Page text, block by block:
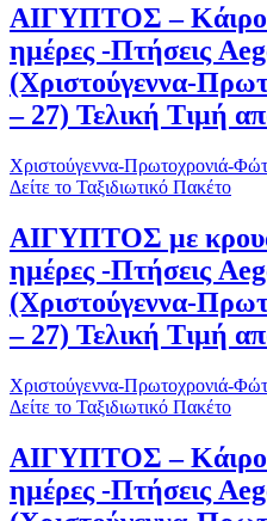
ΑΙΓΥΠΤΟΣ – Κάιρο
ημέρες -Πτήσεις
(Χριστούγεννα-
– 27) Τελική Τιμή
Χριστούγεννα-Πρωτοχρονιά-
Δείτε το Ταξιδιωτικό Πακέτο
ΑΙΓΥΠΤΟΣ με
ημέρες -Πτήσεις
(Χριστούγεννα-
– 27) Τελική Τιμή
Χριστούγεννα-Πρωτοχρονιά-
Δείτε το Ταξιδιωτικό Πακέτο
ΑΙΓΥΠΤΟΣ – Κάιρο
ημέρες -Πτήσεις